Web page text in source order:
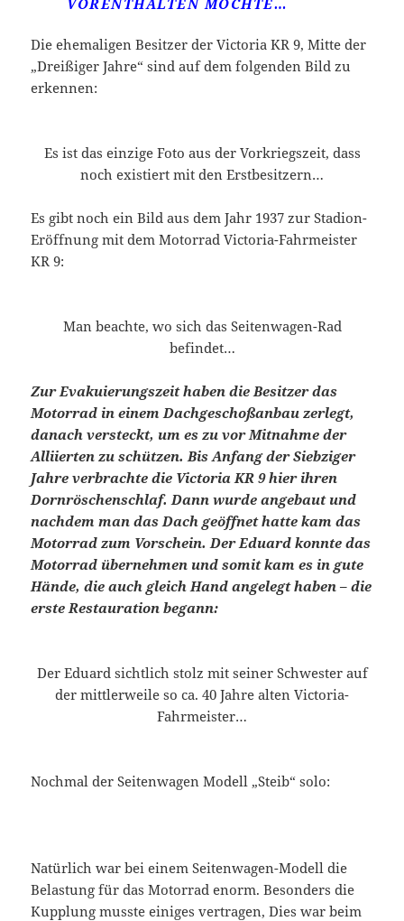
Die ehemaligen Besitzer der Victoria KR 9, Mitte der
„Dreißiger Jahre“ sind auf dem folgenden Bild zu
erkennen:
Es ist das einzige Foto aus der Vorkriegszeit, dass
noch existiert mit den Erstbesitzern…
Es gibt noch ein Bild aus dem Jahr 1937 zur Stadion-
Eröffnung mit dem Motorrad Victoria-Fahrmeister
KR 9:
Man beachte, wo sich das Seitenwagen-Rad
befindet…
Zur Evakuierungszeit haben die Besitzer das
Motorrad in einem Dachgeschoßanbau zerlegt,
danach versteckt, um es zu vor Mitnahme der
Alliierten zu schützen. Bis Anfang der Siebziger
Jahre verbrachte die Victoria KR 9 hier ihren
Dornröschenschlaf. Dann wurde angebaut und
nachdem man das Dach geöffnet hatte kam das
Motorrad zum Vorschein. Der Eduard konnte das
Motorrad übernehmen und somit kam es in gute
Hände, die auch gleich Hand angelegt haben – die
erste Restauration begann:
Der Eduard sichtlich stolz mit seiner Schwester auf
der mittlerweile so ca. 40 Jahre alten Victoria-
Fahrmeister…
Nochmal der Seitenwagen Modell „Steib“ solo:
Natürlich war bei einem Seitenwagen-Modell die
Belastung für das Motorrad enorm. Besonders die
Kupplung musste einiges vertragen, Dies war beim